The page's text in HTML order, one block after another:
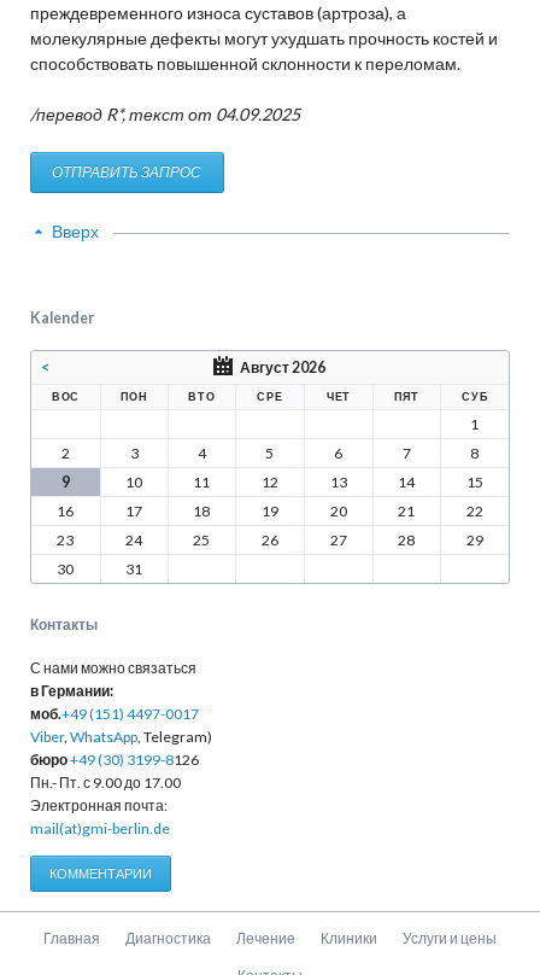
преждевременного износа суставов (артроза), а
молекулярные дефекты могут ухудшать прочность костей и
способствовать повышенной склонности к переломам.
/перевод R*, текст от 04.09.2025
ОТПРАВИТЬ ЗАПРОС
Вверх
Kalender
< Август 2026
ВОС ПОН ВТО СРЕ ЧЕТ ПЯТ СУБ
1
2
3 4 5 6 7
8
9
10 11 12 13 14
15
16
17 18 19 20 21
22
23
24 25 26 27 28
29
30
31
Контакты
С нами можно связаться
в Германии:
моб.+49 (151) 4497-0017
Viber, WhatsApp, Telegram)
бюро+49 (30) 3199-8126
Пн.- Пт. с 9.00 до 17.00
Электронная почта:
mail(at)gmi-berlin.de
КОММЕНТАРИИ
Пропустить
Главная Диагностика Лечение Клиники Услуги и цены